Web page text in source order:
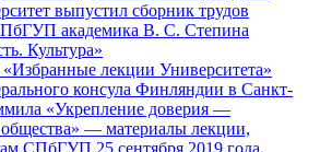
выпустил сборник трудов
академика В. С. Степина
Культура»